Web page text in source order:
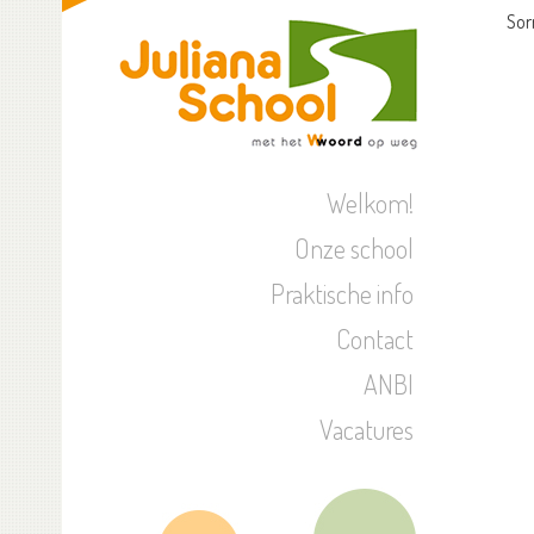
Welkom!
Onze school
Praktische info
Contact
ANBI
Vacatures